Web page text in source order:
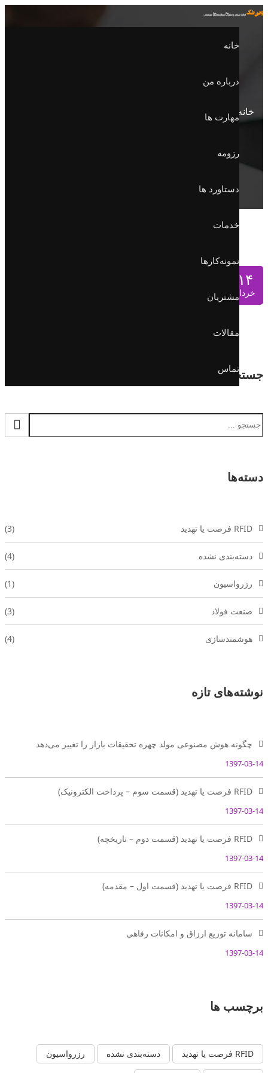
خانه
درباره من
مهارت ها
رزومه
دستاورد ها
خدمات
نمونه‌کارها
مشتریان
مقالات
تماس
خانه
۱۴
خرداد مدیر
جستجو
دسته‌ها
RFID فرصت یا تهدید (3)
دسته‌بندی نشده (4)
رزرواسیون (1)
صنعت فولاد (3)
هوشمندسازی (4)
نوشته‌های تازه
چگونه هوش مصنوعی مولد چهره تحقیقات بازار را تغییر می‌دهد
1397-03-14
RFID فرصت یا تهدید (قسمت سوم – پرداخت الکترونیک)
1397-03-14
RFID فرصت یا تهدید (قسمت دوم – تاریخچه)
1397-03-14
RFID فرصت یا تهدید (قسمت اول – مقدمه)
1397-03-14
سامانه توزیع ارزاق و امکانات رفاهی
1397-03-14
برچسب ها
RFID فرصت یا تهدید دسته‌بندی نشده رزرواسیون